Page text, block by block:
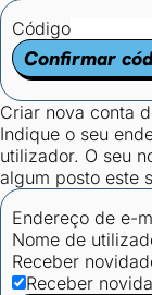
Código
Confirmar
Criar nova conta
Indique o seu
utilizador. O seu
algum posto este
Endereço de e-
Nome de
Receber
Receber